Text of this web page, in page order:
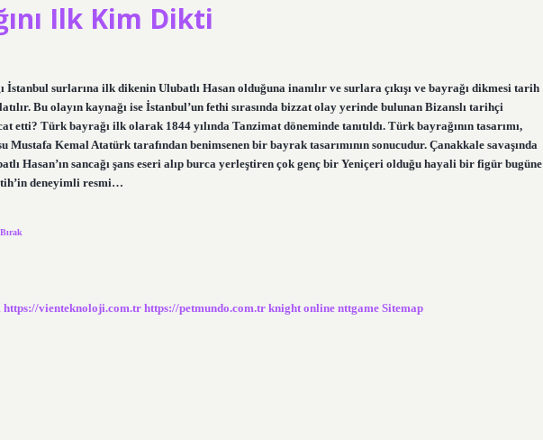
Ilk Kim Dikti
İstanbul surlarına ilk dikenin Ulubatlı Hasan olduğuna inanılır ve surlara çıkışı ve bayrağı dikmesi tarih
Bu olayın kaynağı ise İstanbul’un fethi sırasında bizzat olay yerinde bulunan Bizanslı tarihçi
etti? Türk bayrağı ilk olarak 1844 yılında Tanzimat döneminde tanıtıldı. Türk bayrağının tasarımı,
Kemal Atatürk tarafından benimsenen bir bayrak tasarımının sonucudur. Çanakkale savaşında
Hasan’ın sancağı şans eseri alıp burca yerleştiren çok genç bir Yeniçeri olduğu hayali bir figür bugüne
deneyimli resmi…
https://vienteknoloji.com.tr https://petmundo.com.tr knight online nttgame Sitemap